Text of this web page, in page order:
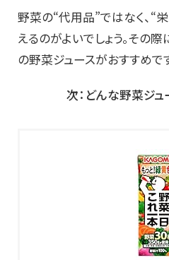
野菜の“代用品”ではなく、“
えるのがよいでしょう。その
の野菜ジュースがおすすめで
次：どんな野菜ジュ